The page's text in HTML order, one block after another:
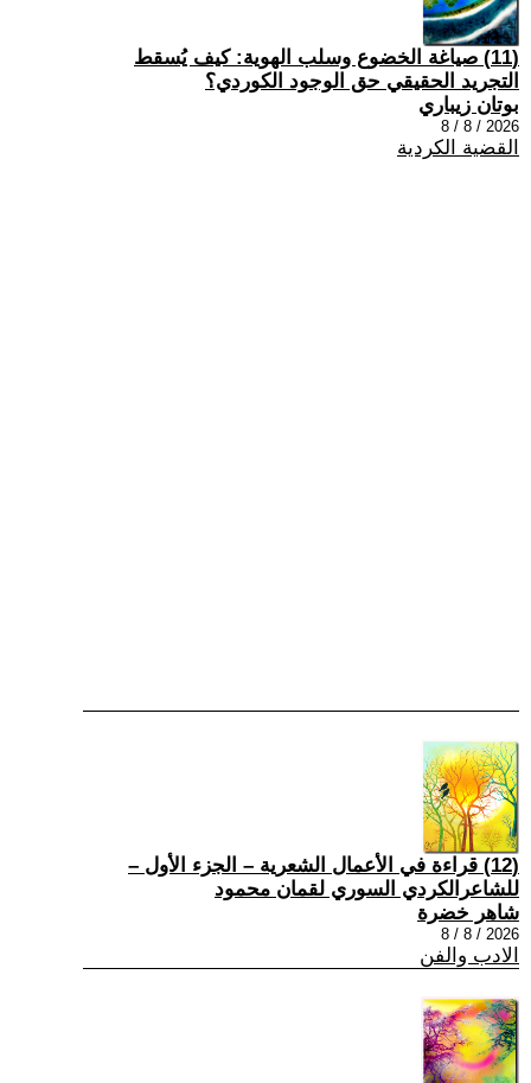
(11) صياغة الخضوع وسلب الهوية: كيف يُسقط
التجريد الحقيقي حق الوجود الكوردي؟
بوتان زيباري
2026 / 8 / 8
القضية الكردية
(12) قراءة في الأعمال الشعرية – الجزء الأول –
للشاعرالكردي السوري لقمان محمود
شاهر خضرة
2026 / 8 / 8
الادب والفن